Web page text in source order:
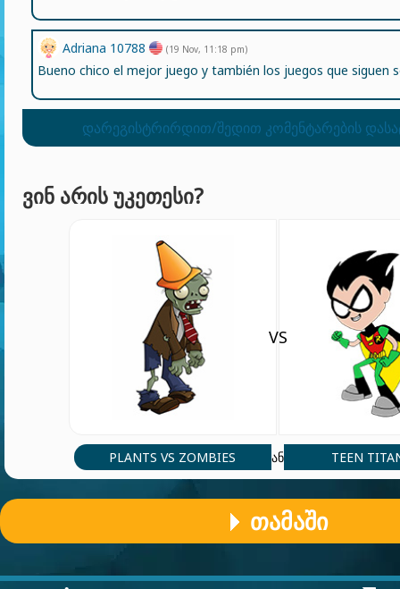
Adriana 10788 (19 Nov, 11:18 pm)
Bueno chico el mejor juego y también los juegos que siguen
დარეგისტრირდით/შედით კომენტარების
ᲕᲘᲜ ᲐᲠᲘᲡ ᲣᲙᲔᲗᲔᲡᲘ?
PLANTS VS ZOMBIES
VS
ან TEEN
ᲗᲐᲛᲐᲨᲘ